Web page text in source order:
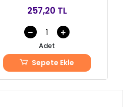
257,20 TL
Adet
Sepete Ekle